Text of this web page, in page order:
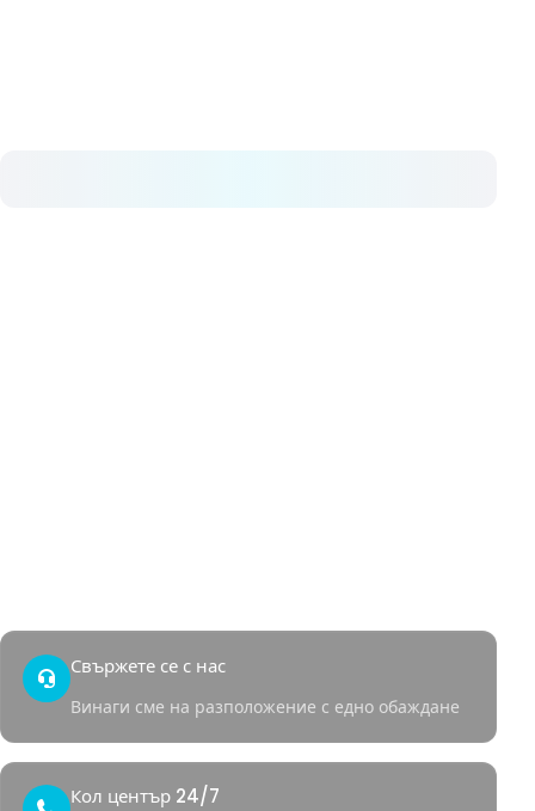
Свържете се с нас
Винаги сме на разположение с едно обаждане
Кол център 24/7